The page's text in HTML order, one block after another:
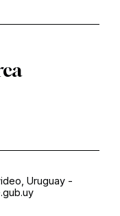
Uruguay-